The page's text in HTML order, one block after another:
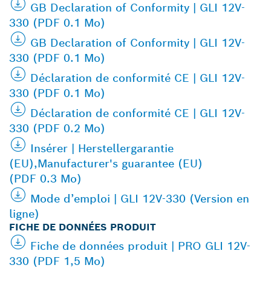
GB Declaration of Conformity | GLI 12V-
330 (PDF 0.1 Mo)
GB Declaration of Conformity | GLI 12V-
330 (PDF 0.1 Mo)
Déclaration de conformité CE | GLI 12V-
330 (PDF 0.1 Mo)
Déclaration de conformité CE | GLI 12V-
330 (PDF 0.2 Mo)
Insérer | Herstellergarantie
(EU),Manufacturer's guarantee (EU)
(PDF 0.3 Mo)
Mode d’emploi | GLI 12V-330 (Version en
ligne)
FICHE DE DONNÉES PRODUIT
Fiche de données produit | PRO GLI 12V-
330 (PDF 1,5 Mo)